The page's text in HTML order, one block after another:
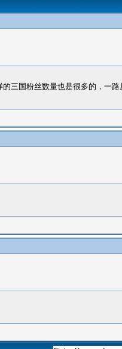
三国粉丝数量也是很多的，一​